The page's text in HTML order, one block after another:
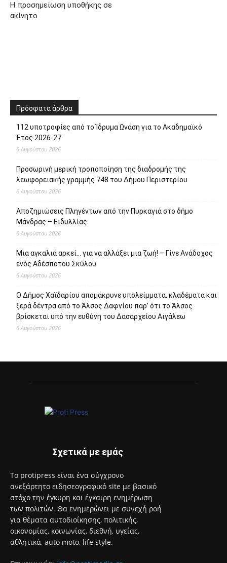
Η προσημείωση υποθήκης σε
ακίνητο
Πρόσφατα άρθρα
112 υποτροφίες από το Ίδρυμα Ωνάση για το Ακαδημαϊκό
Έτος 2026-27
6 Αυγούστου 2026
Προσωρινή μερική τροποποίηση της διαδρομής της
λεωφορειακής γραμμής 748 του Δήμου Περιστερίου
6 Αυγούστου 2026
Αποζημιώσεις Πληγέντων από την Πυρκαγιά στο δήμο
Μάνδρας – Ειδυλλίας
6 Αυγούστου 2026
Μια αγκαλιά αρκεί… για να αλλάξει μια ζωή! – Γίνε Ανάδοχος
ενός Αδέσποτου Σκύλου
6 Αυγούστου 2026
Ο Δήμος Χαϊδαρίου απομάκρυνε υπολείμματα, κλαδέματα και
ξερά δέντρα από το Άλσος Δαφνίου παρ’ ότι το Άλσος
βρίσκεται υπό την ευθύνη του Δασαρχείου Αιγάλεω
6 Αυγούστου 2026
Σχετικά με εμάς
Το protipress είναι ένα σύγχρονο
ανεξάρτητο ειδησεογραφικό site με βασικό
στόχο την έγκυρη και έγκαιρη ενημέρωση
των πολιτών. Θα ενημερώνει με συνεχή ροή
για θέματα αυτοδιοίκησης, πολιτικής,
οικονομίας, κοινωνίας, διεθνή, υγείας,
αθλητικά, auto moto, life style.